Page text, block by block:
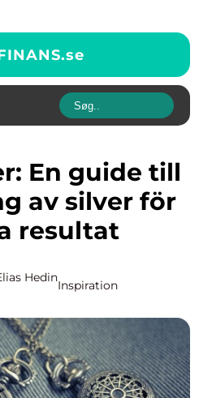
se
av silver för
resultat
Hedin
Inspiration